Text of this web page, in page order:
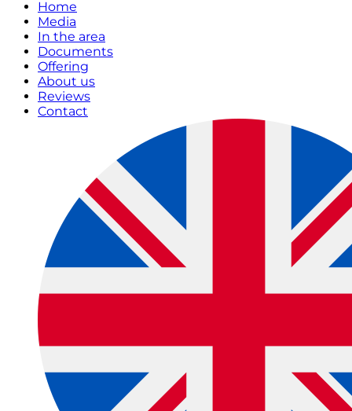
Home
Media
In the area
Documents
Offering
About us
Reviews
Contact